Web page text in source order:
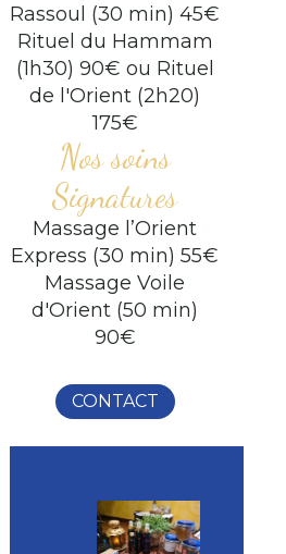
Rassoul (30 min) 45€
Rituel du Hammam
(1h30) 90€ ou Rituel
de l'Orient (2h20)
175€
Nos soins
Signatures
Massage l’Orient
Express (30 min) 55€
Massage Voile
d'Orient (50 min)
90€
CONTACT